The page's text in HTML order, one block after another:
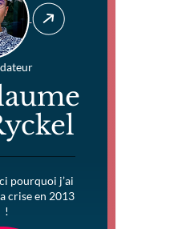
pourquoi j’ai
crise en 2013
!